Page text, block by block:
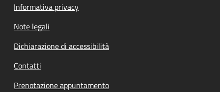
Informativa privacy
Note legali
Dichiarazione di accessibilità
Contatti
Prenotazione appuntamento